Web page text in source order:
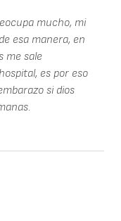
mucho, mi
esa manera, en
me sale
es por eso
si dios